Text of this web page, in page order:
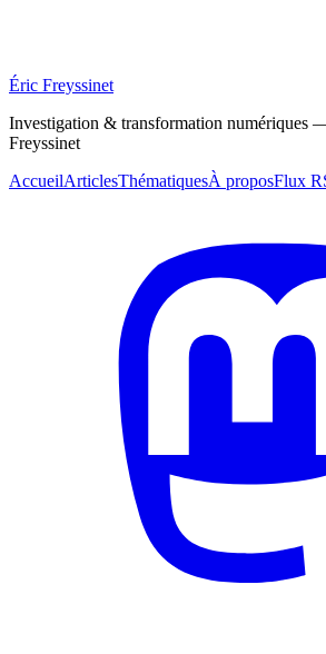
Éric Freyssinet
Investigation & transformation numériques
Freyssinet
AccueilArticlesThématiquesÀ proposFlux